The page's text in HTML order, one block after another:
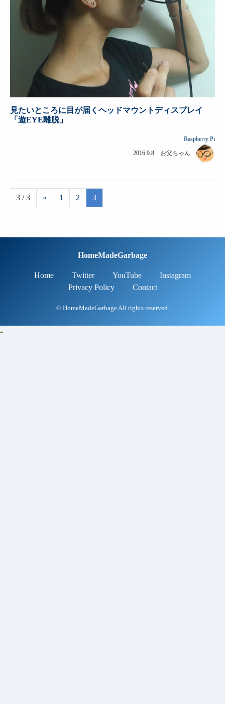
見たいところに目が届くヘッドマウントディスプレイ
「遊EYE離脱」
Raspberry Pi
2016.9.8 お父ちゃん
3 / 3 « 1 2 3
HomeMadeGarbage
Home Twitter YouTube
Instagram
Privacy Policy
Contact
© HomeMadeGarbage All rights reserved.